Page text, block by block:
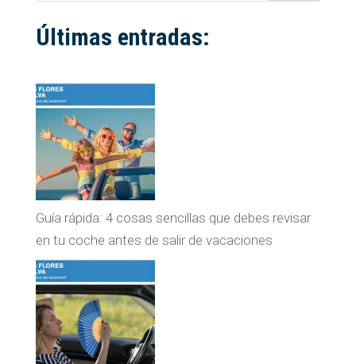
Últimas entradas:
Guía rápida: 4 cosas sencillas que debes revisar
en tu coche antes de salir de vacaciones